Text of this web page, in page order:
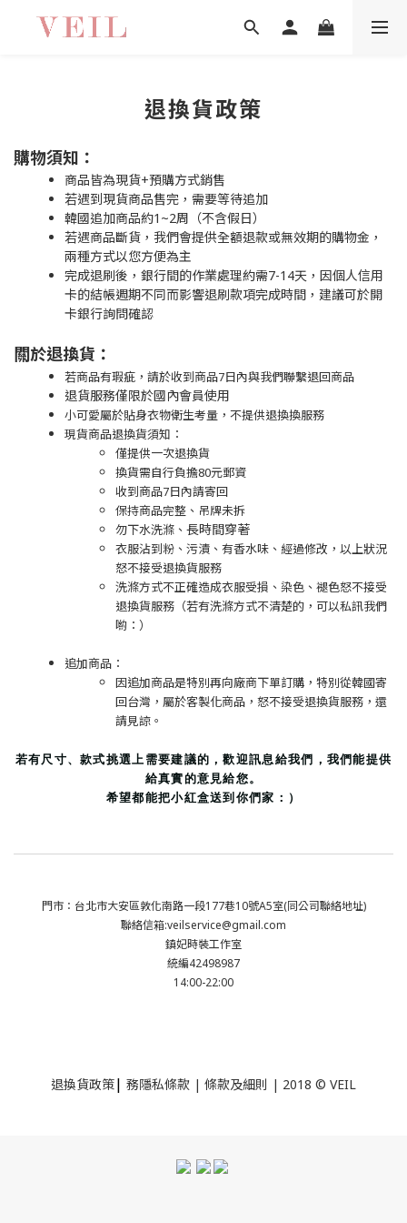
退換貨政策
購物須知：
商品皆為現貨+預購方式銷售
若遇到現貨商品售完，需要等待追加
韓國追加商品約1~2周（不含假日）
若遇商品斷貨，我們會提供全額退款或無效期的購物金，
兩種方式以您方便為主
完成退刷後，銀行間的作業處理約需7-14天，因個人信用
卡的結帳週期不同而影響退刷款項完成時間，建議可於開
卡銀行詢問確認
關於退換貨：
若商品有瑕疵，請於收到商品7日內與我們聯繫退回商品
退貨服務僅限於國內會員使用
小可愛屬於貼身衣物衛生考量，不提供退換換服務
現貨商品退換貨須知：
僅提供一次退換貨
換貨需自行負擔80元郵資
收到商品7日內請寄回
保持商品完整、吊牌未拆
勿下水洗滌、 長時間穿著
衣服沾到粉、污漬、有香水味、經過修改，以上狀況
怒不接受退換貨服務
洗滌方式不正確造成衣服受損、染色、褪色怒不接受
退換貨服務（若有洗滌方式不清楚的，可以私訊我們
喲：）
追加商品：
因追加商品是特別再向廠商下單訂購，特別從韓國寄
回台灣，屬於客製化商品，怒不接受退換貨服務，還
請見諒。
若有尺寸、款式挑選上需要建議的，歡迎訊息給我們，我們能提供
給真實的意見給您。
希望都能把小紅盒送到你們家：）
門市：台北市大安區敦化南路一段177巷10號A5室(同公司聯絡地址)
聯絡信箱:veilservice@gmail.com
鎮妃時裝工作室
統編42498987
14:00-22:00
退換貨政策| 務隱私條款 | 條款及細則 | 2018 © VEIL